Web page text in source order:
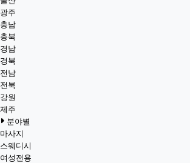
광주
충남
충북
경남
경북
전남
전북
강원
제주
분야별
마사지
스웨디시
여성전용